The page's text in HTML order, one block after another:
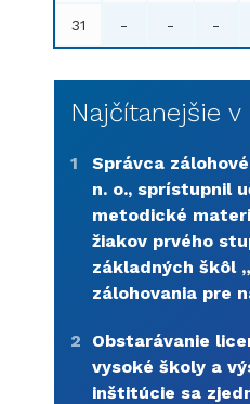
31 - - -
Najčítanejšie
1
Správca
n. o., sprístupnil
metodické
žiakov prvého
základných škôl
zálohovania pre
2
Obstarávanie
vysoké školy a
inštitúcie sa